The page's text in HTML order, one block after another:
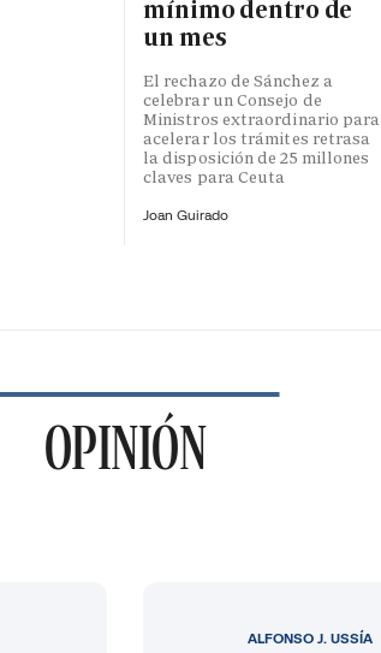
mínimo dentro de
un mes
El rechazo de Sánchez a
celebrar un Consejo de
Ministros extraordinario para
acelerar los trámites retrasa
la disposición de 25 millones
claves para Ceuta
Joan Guirado
OPINIÓN
ALFONSO J. USSÍA